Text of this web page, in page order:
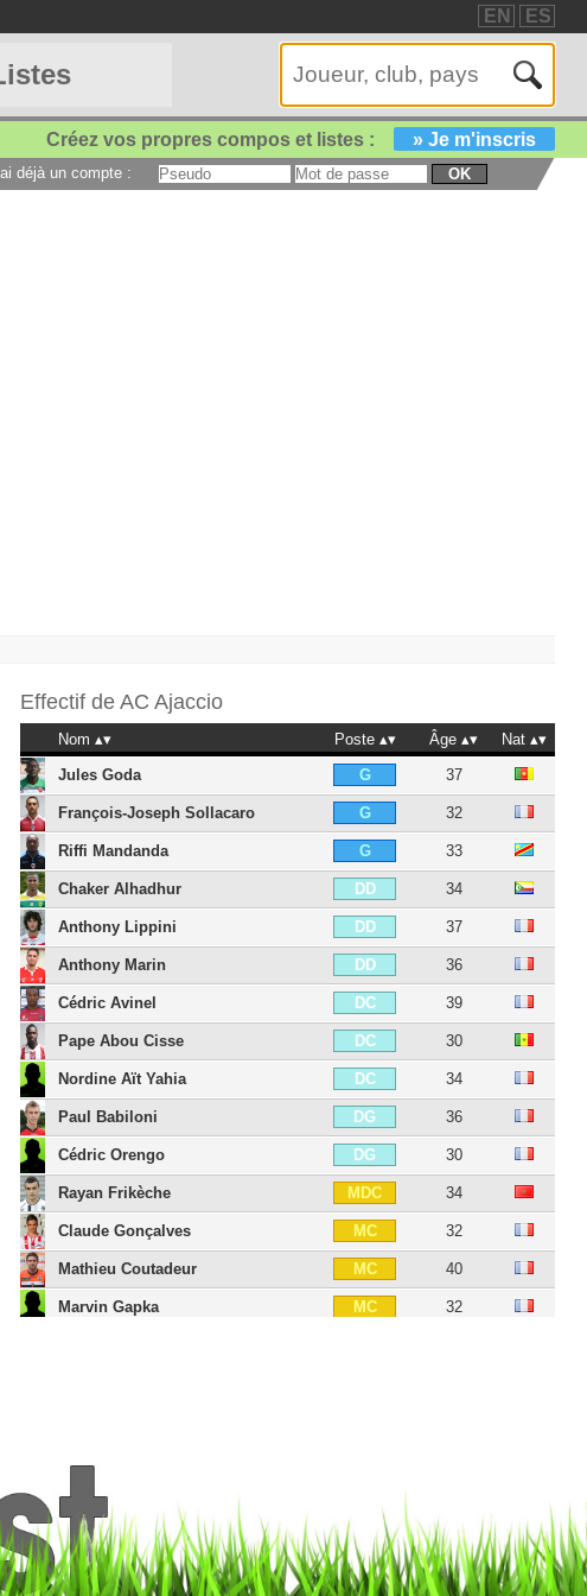
EN ES
Créez vos propres compos et listes : » Je m'inscris
déjà un compte : OK
Effectif de AC Ajaccio
Nom Poste Âge
Nat
Jules Goda
G 37
François-Joseph Sollacaro G 32
Riffi Mandanda G 33
Chaker Alhadhur DD 34
Anthony Lippini DD 37
Anthony Marin DD 36
Cédric Avinel DC 39
Pape Abou Cisse DC 30
Nordine Aït Yahia DC 34
Paul Babiloni DG 36
Cédric Orengo DG 30
Rayan Frikèche MDC 34
Claude Gonçalves MC 32
Mathieu Coutadeur MC 40
Marvin Gapka MC 32
Yann Boé-Kane
Romain Hamouma AID 39
Riad Nouri AID 41